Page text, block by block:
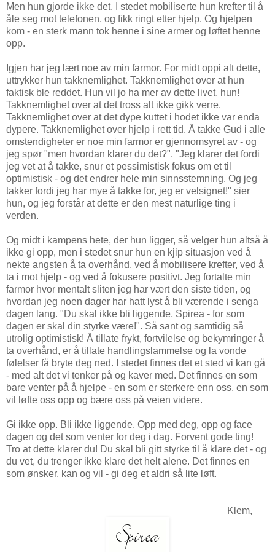
Men hun gjorde ikke det. I stedet mobiliserte hun krefter til å
åle seg mot telefonen, og fikk ringt etter hjelp. Og hjelpen
kom - en sterk mann tok henne i sine armer og løftet henne
opp.
Igjen har jeg lært noe av min farmor. For midt oppi alt dette,
uttrykker hun takknemlighet. Takknemlighet over at hun
faktisk ble reddet. Hun vil jo ha mer av dette livet, hun!
Takknemlighet over at det tross alt ikke gikk verre.
Takknemlighet over at det dype kuttet i hodet ikke var enda
dypere. Takknemlighet over hjelp i rett tid. Å takke Gud i alle
omstendigheter er noe min farmor er gjennomsyret av - og
jeg spør "men hvordan klarer du det?". "Jeg klarer det fordi
jeg vet at å takke, snur et pessimistisk fokus om et til
optimistisk - og det endrer hele min sinnsstemning. Og jeg
takker fordi jeg har mye å takke for, jeg er velsignet!" sier
hun, og jeg forstår at dette er den mest naturlige ting i
verden.
Og midt i kampens hete, der hun ligger, så velger hun altså å
ikke gi opp, men i stedet snur hun en kjip situasjon ved å
nekte angsten å ta overhånd, ved å mobilisere krefter, ved å
ta i mot hjelp - og ved å fokusere positivt. Jeg fortalte min
farmor hvor mentalt sliten jeg har vært den siste tiden, og
hvordan jeg noen dager har hatt lyst å bli værende i senga
dagen lang. "Du skal ikke bli liggende, Spirea - for som
dagen er skal din styrke være!". Så sant og samtidig så
utrolig optimistisk! Å tillate frykt, fortvilelse og bekymringer å
ta overhånd, er å tillate handlingslammelse og la vonde
følelser få bryte deg ned. I stedet finnes det et sted vi kan gå
- med alt det vi tenker på og kaver med. Det finnes en som
bare venter på å hjelpe - en som er sterkere enn oss, en som
vil løfte oss opp og bære oss på veien videre.
Gi ikke opp. Bli ikke liggende. Opp med deg, opp og face
dagen og det som venter for deg i dag. Forvent gode ting!
Tro at dette klarer du! Du skal bli gitt styrke til å klare det - og
du vet, du trenger ikke klare det helt alene. Det finnes en
som ønsker, kan og vil - gi deg et aldri så lite løft.
Klem,